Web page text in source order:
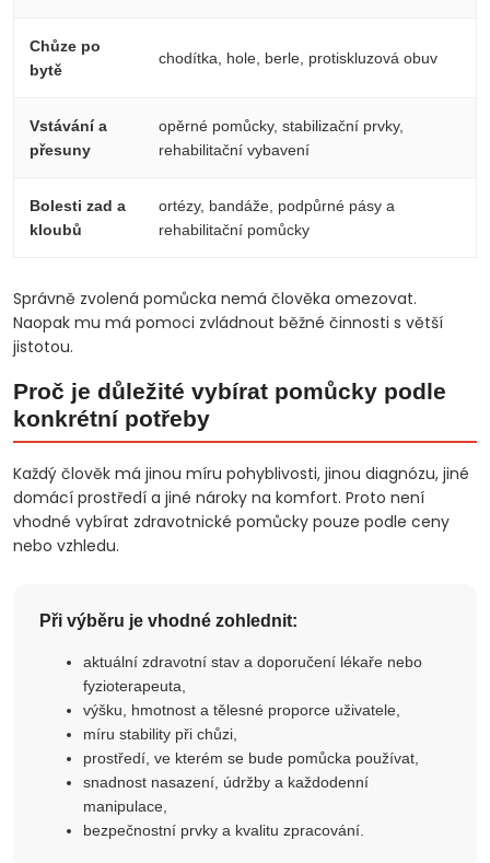
Chůze po
bytě
chodítka, hole, berle, protiskluzová obuv
Vstávání a
přesuny
opěrné pomůcky, stabilizační prvky,
rehabilitační vybavení
Bolesti zad a
kloubů
ortézy, bandáže, podpůrné pásy a
rehabilitační pomůcky
Správně zvolená pomůcka nemá člověka omezovat.
Naopak mu má pomoci zvládnout běžné činnosti s větší
jistotou.
Proč je důležité vybírat pomůcky podle
konkrétní potřeby
Každý člověk má jinou míru pohyblivosti, jinou diagnózu, jiné
domácí prostředí a jiné nároky na komfort. Proto není
vhodné vybírat zdravotnické pomůcky pouze podle ceny
nebo vzhledu.
Při výběru je vhodné zohlednit:
aktuální zdravotní stav a doporučení lékaře nebo
fyzioterapeuta,
výšku, hmotnost a tělesné proporce uživatele,
míru stability při chůzi,
prostředí, ve kterém se bude pomůcka používat,
snadnost nasazení, údržby a každodenní
manipulace,
bezpečnostní prvky a kvalitu zpracování.